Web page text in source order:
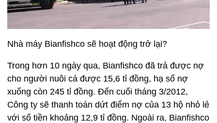
Nhà máy Bianfishco sẽ hoạt động trở lại?
Trong hơn 10 ngày qua, Bianfishco đã trả được nợ
cho người nuôi cá được 15,6 tỉ đồng, hạ số nợ
xuống còn 245 tỉ đồng. Đến cuối tháng 3/2012,
Công ty sẽ thanh toán dứt điểm nợ của 13 hộ nhỏ lẻ
với số tiền khoảng 12,9 tỉ đồng. Ngoài ra, Bianfishco